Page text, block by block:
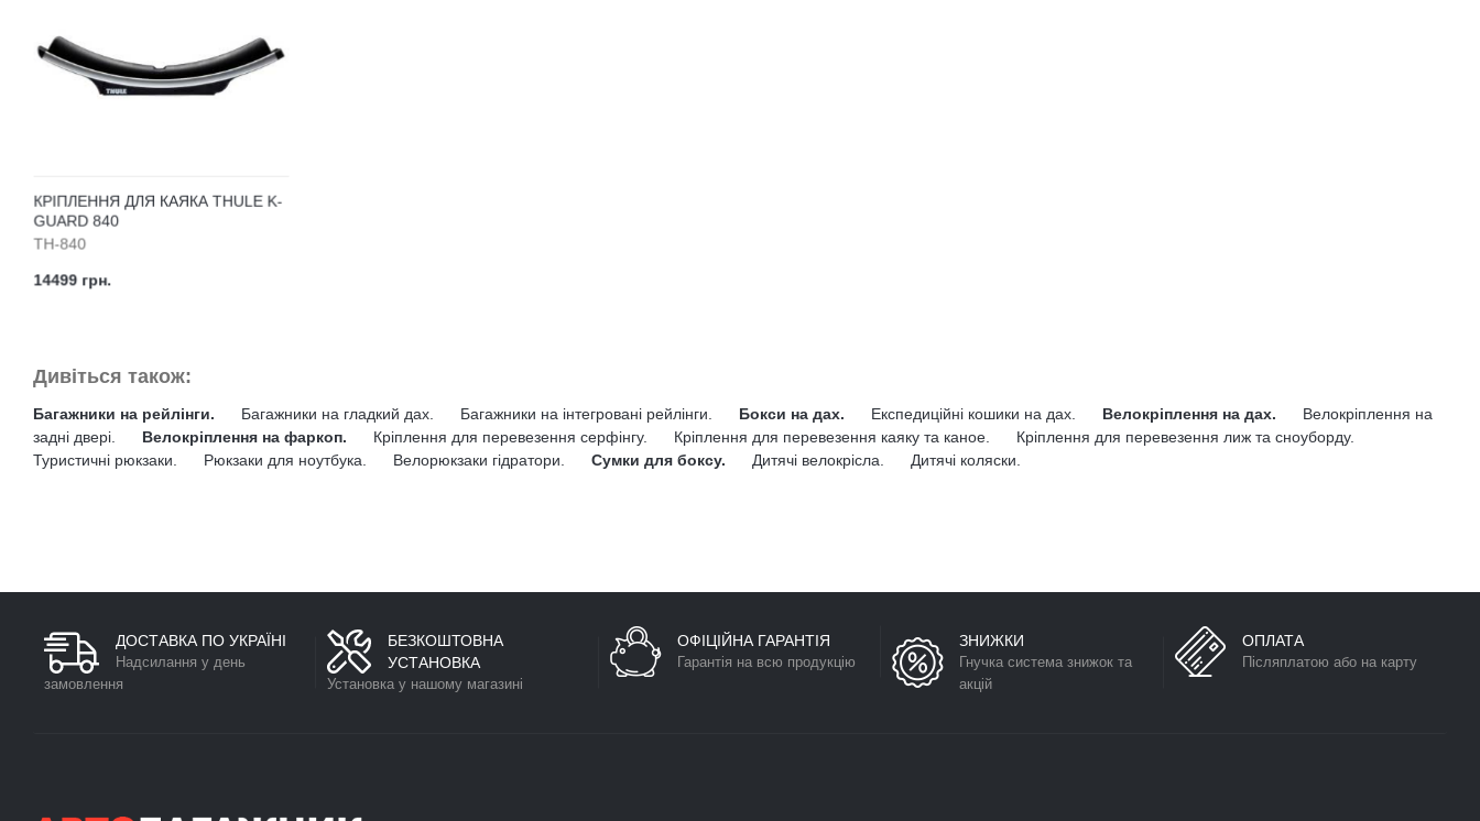
КРІПЛЕННЯ ДЛЯ КАЯКА THULE K-
GUARD 840
TH-840
14499 грн.
Дивіться також:
Багажники на рейлінги. Багажники на гладкий дах. Багажники на інтегровані рейлінги. Бокси на дах. Експедиційні кошики на дах. Велокріплення на дах.
Велокріплення на
задні двері.
Велокріплення на фаркоп. Кріплення для перевезення серфінгу. Кріплення для перевезення каяку та каное.
Кріплення для перевезення лиж та сноуборду.
Туристичні рюкзаки.
Рюкзаки для ноутбука. Велорюкзаки гідратори. Сумки для боксу. Дитячі велокрісла. Дитячі коляски.
ДОСТАВКА ПО УКРАЇНІ
Надсилання у день
замовлення
БЕЗКОШТОВНА
УСТАНОВКА
Установка у нашому магазині
ОФІЦІЙНА ГАРАНТІЯ
Гарантія на всю продукцію
ЗНИЖКИ
Гнучка система знижок та
акцій
ОПЛАТА
Післяплатою або на карту